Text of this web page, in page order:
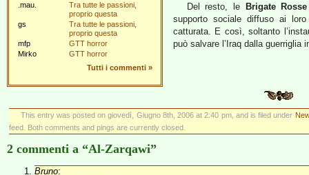
.mau.
Tra tutte le passioni,
proprio questa
gs
Tra tutte le passioni,
proprio questa
mfp
GTT horror
Mirko
GTT horror
Tutti i commenti »
Del resto, le Brigate Rosse
supporto sociale diffuso ai
catturata. E così, soltanto
può salvare l’Iraq dalla
This entry was posted on giovedì, Giugno 8th, 2006 at 2:40 pm, and is filed under
feed. Both comments and pings are currently closed.
2 commenti a “Al-Zarqawi”
Bruno: